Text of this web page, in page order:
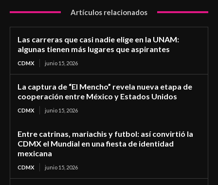
Artículos relacionados
Las carreras que casi nadie elige en la UNAM:
algunas tienen más lugares que aspirantes
CDMX junio 15, 2026
La captura de “El Mencho” revela nueva etapa de
cooperación entre México y Estados Unidos
CDMX junio 15, 2026
Entre catrinas, mariachis y futbol: así convirtió la
CDMX el Mundial en una fiesta de identidad
mexicana
CDMX junio 15, 2026